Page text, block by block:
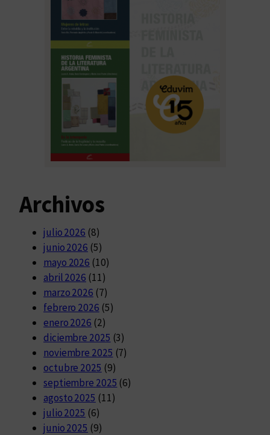
Archivos
julio 2026 (8)
junio 2026 (5)
mayo 2026 (10)
abril 2026 (11)
marzo 2026 (7)
febrero 2026 (5)
enero 2026 (2)
diciembre 2025 (3)
noviembre 2025 (7)
octubre 2025 (9)
septiembre 2025 (6)
agosto 2025 (11)
julio 2025 (6)
junio 2025 (9)